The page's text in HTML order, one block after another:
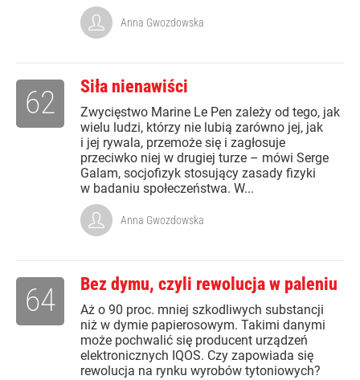
Anna Gwozdowska
Siła nienawiści
Zwycięstwo Marine Le Pen zależy od tego, jak
wielu ludzi, którzy nie lubią zarówno jej, jak
i jej rywala, przemoże się i zagłosuje
przeciwko niej w drugiej turze – mówi Serge
Galam, socjofizyk stosujący zasady fizyki
w badaniu społeczeństwa. W...
62
Anna Gwozdowska
Bez dymu, czyli rewolucja w paleniu
Aż o 90 proc. mniej szkodliwych substancji
niż w dymie papierosowym. Takimi danymi
może pochwalić się producent urządzeń
elektronicznych IQOS. Czy zapowiada się
rewolucja na rynku wyrobów tytoniowych?
64